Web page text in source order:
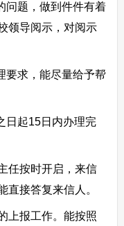
题，做到件件有着
领导阅示，对阅示
求，能尽量给予帮
起15日内办理完
按时开启，来信
直接答复来信人。
报工作。能按照